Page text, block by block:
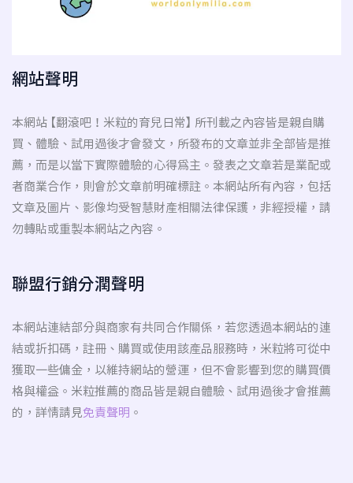
網站聲明
本網站 【翻滾吧！米粒的育兒日常】 所刊載之內容皆是親自購
買、體驗、試用過後才會發文，所發布的文章並非全部皆是推
薦，而是以當下實際體驗的心得為主。發表之文章若是業配或
者商業合作，則會於文章前明確標註。本網站所有內容，包括
文章及圖片、影像均受智慧財產相關法律保護，非經授權，請
勿轉貼或重製本網站之內容。
聯盟行銷分潤聲明
本網站連結部分與商家有共同合作關係，若您透過本網站的連
結或折扣碼，註冊、購買或使用該產品服務時，米粒將可從中
獲取一些傭金，以維持網站的營運，但不會影響到您的購買價
格與權益。米粒推薦的商品皆是親自體驗、試用過後才會推薦
的，詳情請見 免責聲明 。